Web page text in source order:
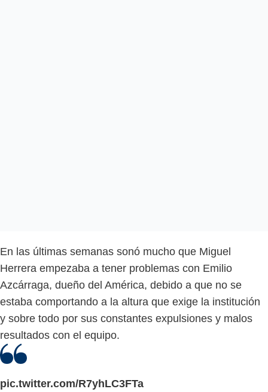
En las últimas semanas sonó mucho que Miguel
Herrera empezaba a tener problemas con Emilio
Azcárraga, dueño del América, debido a que no se
estaba comportando a la altura que exige la institución
y sobre todo por sus constantes expulsiones y malos
resultados con el equipo.
pic.twitter.com/R7yhLC3FTa